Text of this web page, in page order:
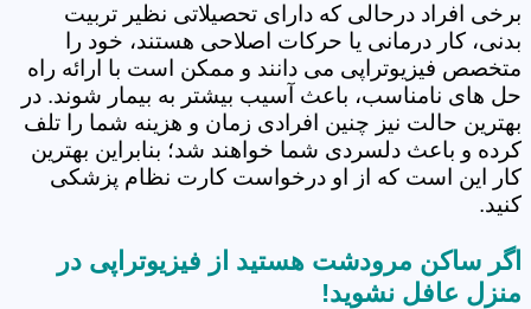
برخی افراد درحالی که دارای تحصیلاتی نظیر تربیت
بدنی، کار درمانی یا حرکات اصلاحی هستند، خود را
متخصص فیزیوتراپی می دانند و ممکن است با ارائه راه
حل های نامناسب، باعث آسیب بیشتر به بیمار شوند. در
بهترین حالت نیز چنین افرادی زمان و هزینه شما را تلف
کرده و باعث دلسردی شما خواهند شد؛ بنابراین بهترین
کار این است که از او درخواست کارت نظام پزشکی
کنید.
اگر ساکن مرودشت هستید از فیزیوتراپی در
منزل عافل نشوید!